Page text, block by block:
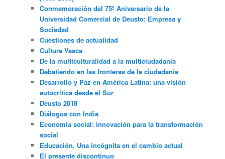
Conmemoración del 75º Aniversario de la
Universidad Comercial de Deusto: Empresa y
Sociedad
Cuestiones de actualidad
Cultura Vasca
De la multiculturalidad a la multiciudadania
Debatiendo en las fronteras de la ciudadanía
Desarrollo y Paz en América Latina: una visión
autocrítica desde el Sur
Deusto 2018
Diálogos con India
Economía social: innovación para la transformación
social
Educación. Una incógnita en el cambio actual
El presente discontinuo